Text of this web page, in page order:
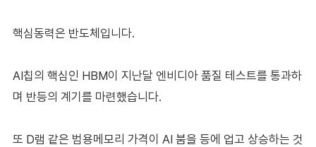
핵심동력은 반도체입니다.
AI칩의 핵심인 HBM이 지난달 엔비디아 품질 테스트를 통과하
며 반등의 계기를 마련했습니다.
또 D램 같은 범용메모리 가격이 AI 붐을 등에 업고 상승하는 것